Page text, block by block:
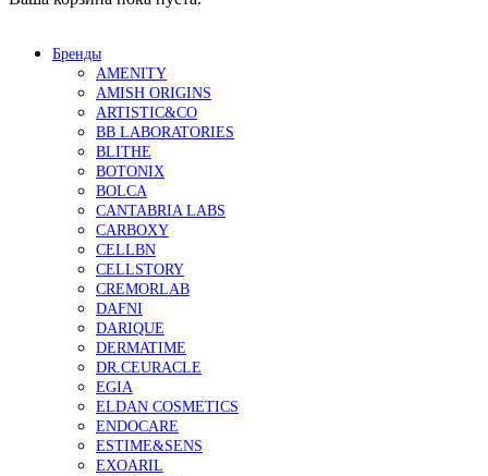
Бренды
AMENITY
AMISH ORIGINS
ARTISTIC&CO
BB LABORATORIES
BLITHE
BOTONIX
BOLCA
CANTABRIA LABS
CARBOXY
CELLBN
CELLSTORY
CREMORLAB
DAFNI
DARIQUE
DERMATIME
DR.CEURACLE
EGIA
ELDAN COSMETICS
ENDOCARE
ESTIME&SENS
EXOARIL